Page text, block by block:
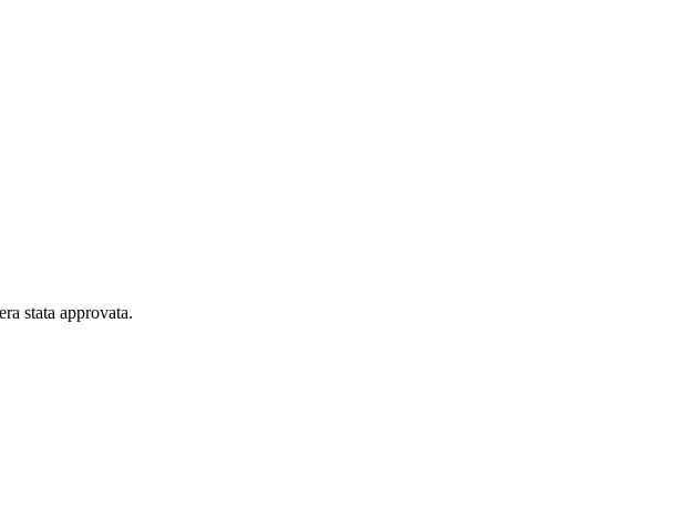
era stata approvata.